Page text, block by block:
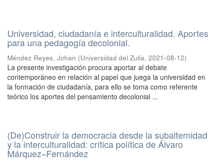
Universidad, ciudadanía e interculturalidad. Aportes
para una pedagogía decolonial.
Méndez Reyes, Johan (Universidad del Zulia, 2021-08-12)
La presente investigación procura aportar al debate
contemporáneo en relación al papel que juega la universidad en
la formación de ciudadanía, para ello se toma como referente
teórico los aportes del pensamiento decolonial ...
(De)Construir la democracia desde la subalternidad
y la interculturalidad: crítica política de Álvaro
Márquez–Fernández